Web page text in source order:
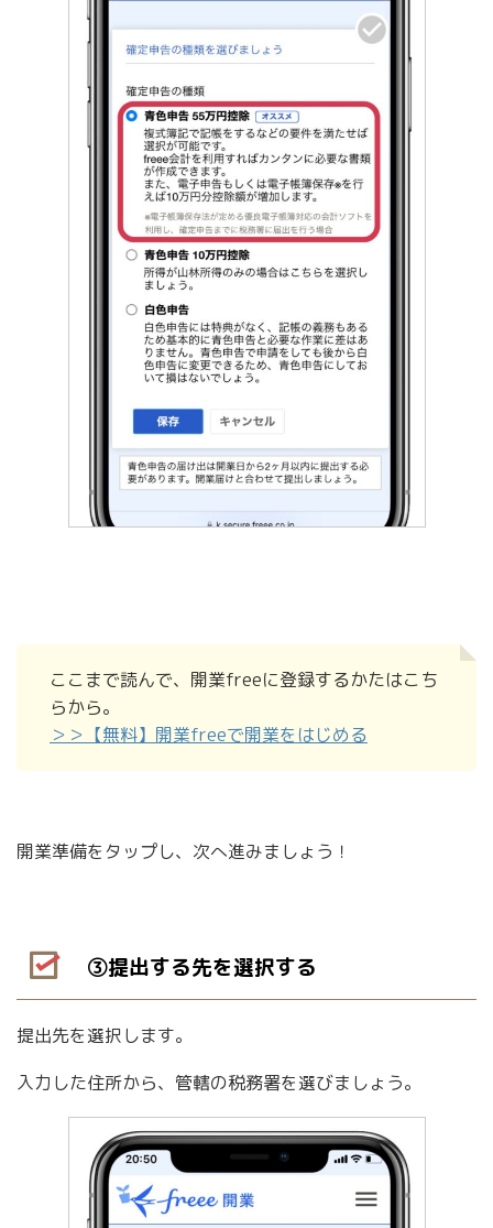
ここまで読んで、開業freeに登録するかたはこち
らから。
＞＞【無料】開業freeで開業をはじめる
開業準備をタップし、次へ進みましょう！
③提出する先を選択する
提出先を選択します。
入力した住所から、管轄の税務署を選びましょう。